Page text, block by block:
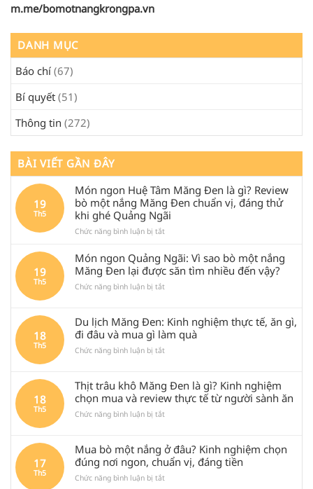
m.me/bomotnangkrongpa.vn
DANH MỤC
Báo chí (67)
Bí quyết (51)
Thông tin (272)
BÀI VIẾT GẦN ĐÂY
19
Th5
Món ngon Huệ Tâm Măng Đen là gì? Review
bò một nắng Măng Đen chuẩn vị, đáng thử
khi ghé Quảng Ngãi
Chức năng bình luận bị tắtở
ngon
Huệ
Tâm
Măng
gì?
Review
một
Đen
chuẩn
khi
ghé
Quảng
Ngãi
19
Th5
Món ngon Quảng Ngãi: Vì sao bò một nắng
Măng Đen lại được săn tìm nhiều đến vậy?
Chức năng bình luận bị tắtở
Quảng
Ngãi:
sao
nắng
Măng
săn
tìm
nhiều
đến
18
Th5
Du lịch Măng Đen: Kinh nghiệm thực tế, ăn gì,
đi đâu và mua gì làm quà
Chức năng bình luận bị tắtở
Măng
Đen:
nghiệm
ăn
gì,
18
Th5
Thịt trâu khô Măng Đen là gì? Kinh nghiệm
chọn mua và review thực tế từ người sành ăn
Chức năng bình luận bị tắtở
khô
Măng
Đen
là
17
Th5
Mua bò một nắng ở đâu? Kinh nghiệm chọn
đúng nơi ngon, chuẩn vị, đáng tiền
Chức năng bình luận bị tắtở